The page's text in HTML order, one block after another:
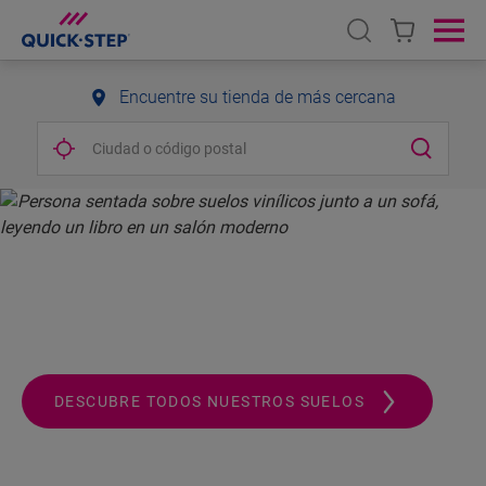
Open search
Encuentre su tienda de más cercana
DESCUBRE TODOS NUESTROS SUELOS